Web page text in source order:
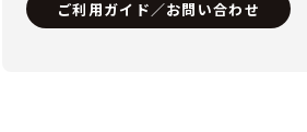
ご利用ガイド／お問い合わせ